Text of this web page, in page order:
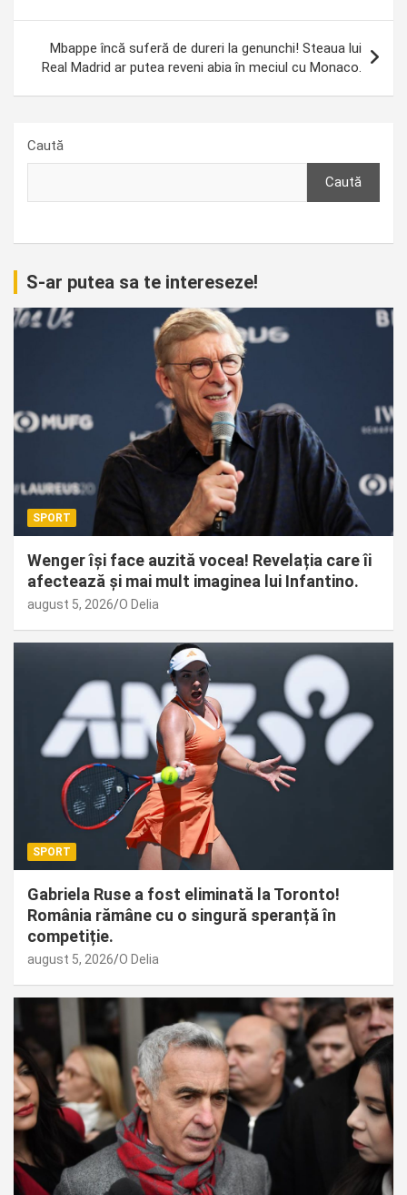
Mbappe încă suferă de dureri la genunchi! Steaua lui
Real Madrid ar putea reveni abia în meciul cu Monaco.
Caută
Caută
S-ar putea sa te intereseze!
SPORT
Wenger își face auzită vocea! Revelația care îi
afectează și mai mult imaginea lui Infantino.
august 5, 2026 O Delia
SPORT
Gabriela Ruse a fost eliminată la Toronto!
România rămâne cu o singură speranță în
competiție.
august 5, 2026 O Delia